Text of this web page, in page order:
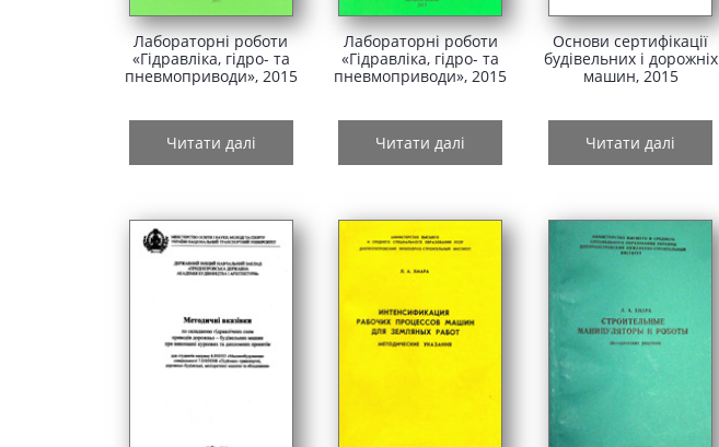
Лабораторні роботи
«Гідравліка, гідро- та
пневмоприводи», 2015
Читати далі
Лабораторні роботи
«Гідравліка, гідро- та
пневмоприводи», 2015
Читати далі
Основи сертифікації
будівельних і дорожніх
машин, 2015
Читати далі